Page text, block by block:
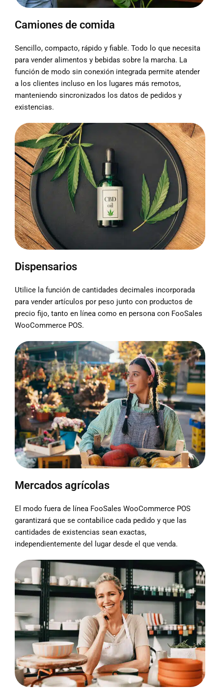
Camiones de comida
Sencillo, compacto, rápido y fiable. Todo lo que necesita
para vender alimentos y bebidas sobre la marcha. La
función de modo sin conexión integrada permite atender
a los clientes incluso en los lugares más remotos,
manteniendo sincronizados los datos de pedidos y
existencias.
Dispensarios
Utilice la función de cantidades decimales incorporada
para vender artículos por peso junto con productos de
precio fijo, tanto en línea como en persona con FooSales
WooCommerce POS.
Mercados agrícolas
El modo fuera de línea FooSales WooCommerce POS
garantizará que se contabilice cada pedido y que las
cantidades de existencias sean exactas,
independientemente del lugar desde el que venda.